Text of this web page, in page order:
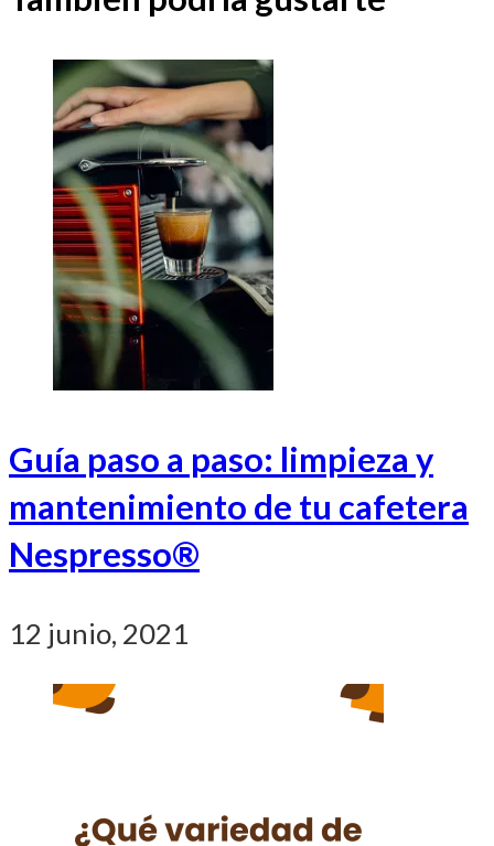
Guía paso a paso: limpieza y
mantenimiento de tu cafetera
Nespresso®
12 junio, 2021